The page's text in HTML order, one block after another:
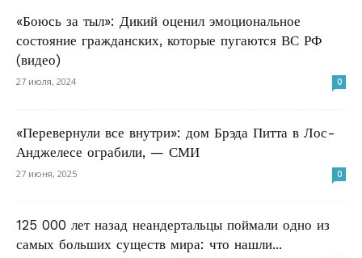
«Боюсь за тыл»: Дикий оценил эмоциональное
состояние гражданских, которые пугаются ВС РФ
(видео)
27 июля, 2024 0
«Перевернули все внутри»: дом Брэда Питта в Лос-
Анджелесе ограбили, — СМИ
27 июня, 2025 0
125 000 лет назад неандертальцы поймали одно из
самых больших существ мира: что нашли...